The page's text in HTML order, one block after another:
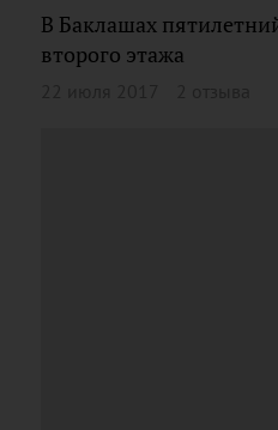
В Баклашах
второго этажа